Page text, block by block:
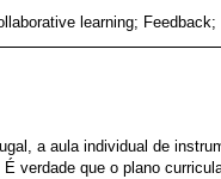
learning; Feedback;
a aula individual de
É verdade que o plano